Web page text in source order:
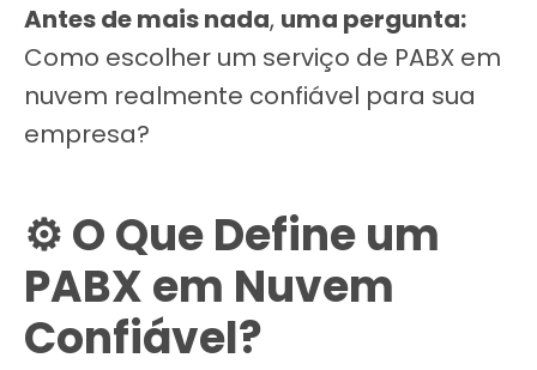
Antes de mais nada, uma pergunta:
Como escolher um serviço de PABX em
nuvem realmente confiável para sua
empresa?
⚙️ O Que Define um
PABX em Nuvem
Confiável?